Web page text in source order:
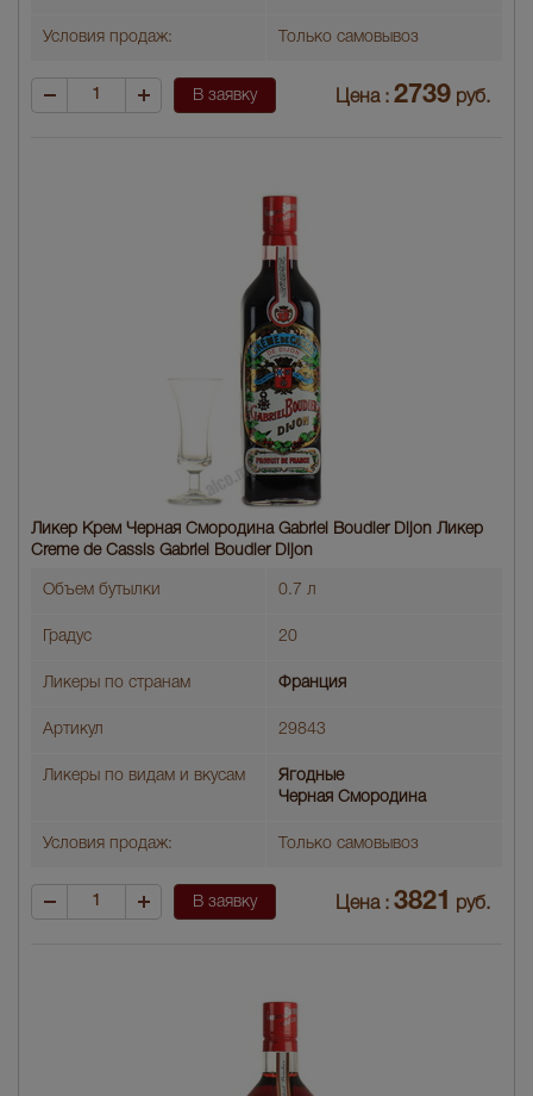
Условия продаж: Только самовывоз
В заявку Цена : 2739 руб.
Ликер Крем Черная Смородина Gabriel Boudier Dijon Ликер
Creme de Cassis Gabriel Boudier Dijon
Объем бутылки 0.7 л
Градус 20
Ликеры по странам Франция
Артикул 29843
Ликеры по видам и вкусам
Ягодные
Черная Смородина
Условия продаж: Только самовывоз
В заявку Цена : 3821 руб.